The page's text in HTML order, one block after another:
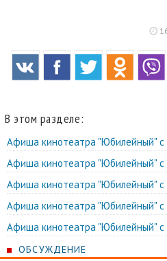
В этом разделе:
Афиша кинотеатра "Юбилейный" c
Афиша кинотеатра "Юбилейный" c
Афиша кинотеатра "Юбилейный" c
Афиша кинотеатра "Юбилейный" c
Афиша кинотеатра "Юбилейный" c
ОБСУЖДЕНИЕ